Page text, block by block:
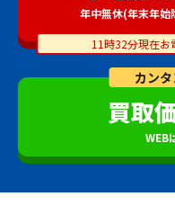
カン
買取
WEB
年中無休(年末年
11時32分現在お